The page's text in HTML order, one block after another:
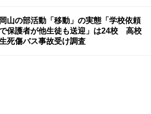
岡山の部活動「移動」の実態「学校依頼
保護者が他生徒も送迎」は24校 高校
死傷バス事故受け調査